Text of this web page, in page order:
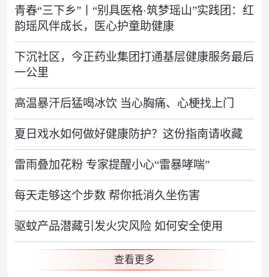
青春“三下乡”丨“别具医格·筑梦瑶山”实践团：红
韵瑶风伴成长，医心护童助健康
下沉社区，今正药业集团打通基层健康服务最后
一公里
高温暴汗后猛喝冰饮 当心胸痛、心梗找上门
夏日戏水如何做好健康防护？这份指南请收藏
雷雨叠加花粉 专家提醒小心“雷暴哮喘”
每天走够这个步数 帮你抵消久坐伤害
驱蚊产品潜藏引发火灾风险 如何安全使用
查看更多